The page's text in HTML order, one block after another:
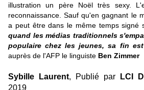
illustration un père Noël très sexy.
reconnaissance. Sauf qu'en gagnant le
a peut être dans le même temps signé
quand les médias traditionnels
populaire chez les jeunes, sa fin
auprès de l'AFP le linguiste Ben Zimmer
Sybille Laurent, Publié par LCI
2019